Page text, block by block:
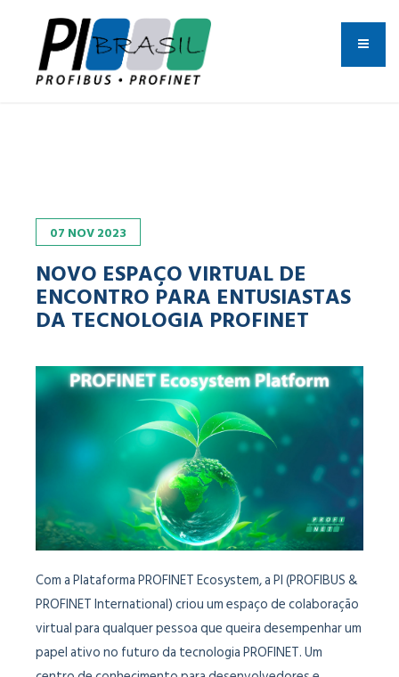
07 NOV2023
NOVO ESPAÇO VIRTUAL DE
ENCONTRO PARA ENTUSIASTAS
DA TECNOLOGIA PROFINET
Com a Plataforma PROFINET Ecosystem, a PI (PROFIBUS &
PROFINET International) criou um espaço de colaboração
virtual para qualquer pessoa que queira desempenhar um
papel ativo no futuro da tecnologia PROFINET. Um